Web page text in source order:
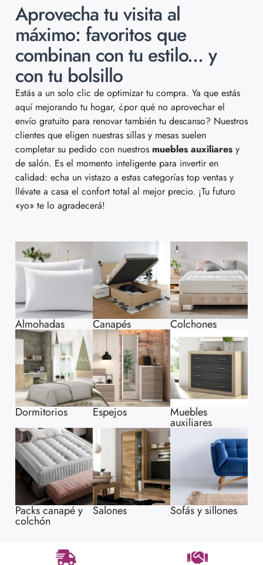
Aprovecha tu visita al
máximo: favoritos que
combinan con tu estilo... y
con tu bolsillo
Estás a un solo clic de optimizar tu compra. Ya que estás
aquí mejorando tu hogar, ¿por qué no aprovechar el
envío gratuito para renovar también tu descanso? Nuestros
clientes que eligen nuestras sillas y mesas suelen
completar su pedido con nuestros muebles auxiliares y
de salón. Es el momento inteligente para invertir en
calidad: echa un vistazo a estas categorías top ventas y
llévate a casa el confort total al mejor precio. ¡Tu futuro
«yo» te lo agradecerá!
Almohadas Canapés Colchones
Dormitorios Espejos Muebles
auxiliares
Packs canapé y
colchón
Salones Sofás y sillones